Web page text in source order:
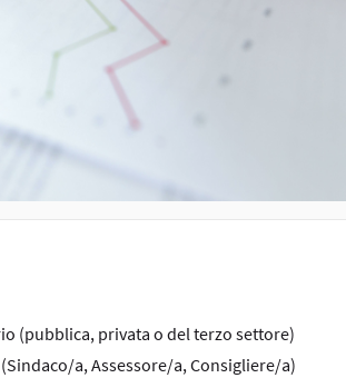
(pubblica, privata o del terzo settore)
a, Assessore/a, Consigliere/a)